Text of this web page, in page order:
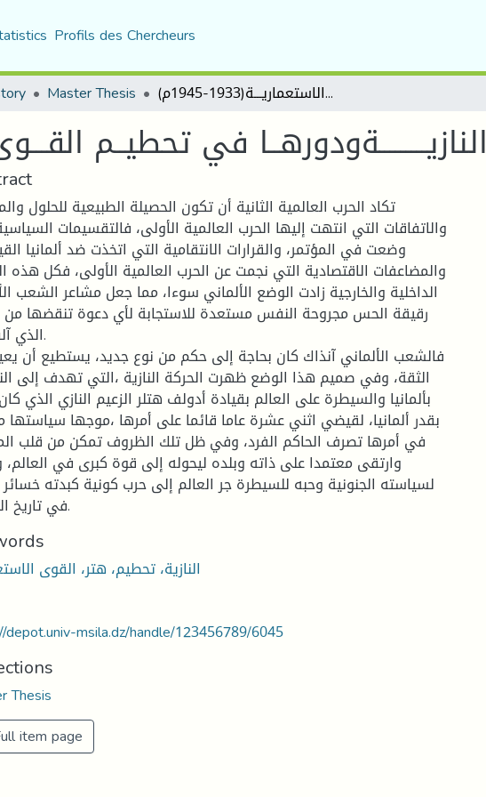
Profils des Chercheurs
Master Thesis النازيـــــــــةودورهــا في تحطيــم القـــوى الاستعماريـــة(1933-1945م)
النازيـــــــــةودورهــا في تحطيــم القـــوى
تكاد الحرب العالمية الثانية أن تكون الحصيلة الطبيعية للحلول
والاتفاقات التي انتهت إليها الحرب العالمية الأولى، فالتقسيمات
وضعت في المؤتمر، والقرارات الانتقامية التي اتخذت ضد ألمانيا
والمضاعفات الاقتصادية التي نجمت عن الحرب العالمية الأولى، فكل هذه
الداخلية والخارجية زادت الوضع الألماني سوءا، مما جعل مشاعر الشعب
رقيقة الحس مجروحة النفس مستعدة للاستجابة لأي دعوة تنقضها من
الذي
فالشعب الألماني آنذاك كان بحاجة إلى حكم من نوع جديد، يستطيع أن
الثقة، وفي صميم هذا الوضع ظهرت الحركة النازية ،التي تهدف إلى
بألمانيا والسيطرة على العالم بقيادة أدولف هتلر الزعيم النازي الذي
بقدر ألمانيا، لقيضي اثني عشرة عاما قائما على أمرها ،موجها سياستها
في أمرها تصرف الحاكم الفرد، وفي ظل تلك الظروف تمكن من قلب
وارتقى معتمدا على ذاته وبلده ليحوله إلى قوة كبرى في العالم،
لسياسته الجنونية وحبه للسيطرة جر العالم إلى حرب كونية كبدته
في تاريخ البشرية.
النازية، تحطيم، هتر، القوى
msila.dz/handle/123456789/6045
Thesis
item page